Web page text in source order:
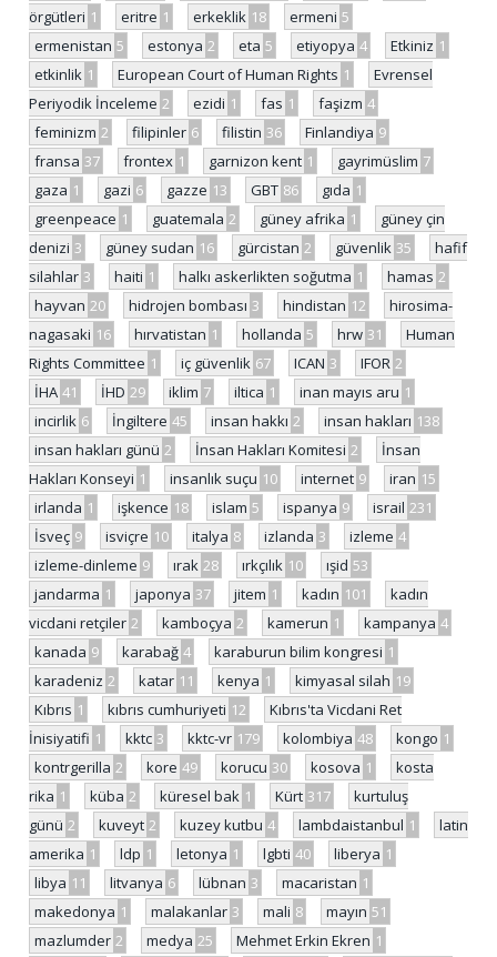
örgütleri 1 eritre 1 erkeklik 18 ermeni 5
ermenistan 5 estonya 2 eta 5 etiyopya 4 Etkiniz 1
etkinlik 1 European Court of Human Rights 1
Evrensel
Periyodik İnceleme 2 ezidi 1 fas 1 faşizm 4
feminizm 2 filipinler 6 filistin 36 Finlandiya 9
fransa 37 frontex 1 garnizon kent 1 gayrimüslim 7
gaza 1 gazi 6 gazze 13 GBT 86 gıda 1
greenpeace 1 guatemala 2 güney afrika 1
güney çin
denizi 3 güney sudan 16 gürcistan 2 güvenlik 35
hafif
silahlar 3 haiti 1 halkı askerlikten soğutma 1 hamas 2
hayvan 20 hidrojen bombası 3 hindistan 12
hirosima-
nagasaki 16 hırvatistan 1 hollanda 5 hrw 31
Human
Rights Committee 1 iç güvenlik 67 ICAN 3 IFOR 2
İHA 41 İHD 29 iklim 7 iltica 1 inan mayıs aru 1
incirlik 6 İngiltere 45 insan hakkı 2 insan hakları 138
insan hakları günü 2 İnsan Hakları Komitesi 2
İnsan
Hakları Konseyi 1 insanlık suçu 10 internet 9 iran 15
irlanda 1 işkence 18 islam 5 ispanya 9 israil 231
İsveç 9 isviçre 10 italya 8 izlanda 3 izleme 4
izleme-dinleme 9 ırak 28 ırkçılık 10 ışid 53
jandarma 1 japonya 37 jitem 1 kadın 101
kadın
vicdani retçiler 2 kamboçya 2 kamerun 1 kampanya 4
kanada 9 karabağ 4 karaburun bilim kongresi 1
karadeniz 2 katar 11 kenya 1 kimyasal silah 19
Kıbrıs 1 kıbrıs cumhuriyeti 12
Kıbrıs'ta Vicdani Ret
İnisiyatifi 1 kktc 3 kktc-vr 179 kolombiya 48 kongo 1
kontrgerilla 2 kore 49 korucu 30 kosova 1
kosta
rika 1 küba 2 küresel bak 1 Kürt 317
kurtuluş
günü 2 kuveyt 2 kuzey kutbu 4 lambdaistanbul 1
latin
amerika 1 ldp 1 letonya 1 lgbti 40 liberya 1
libya 11 litvanya 6 lübnan 3 macaristan 1
makedonya 1 malakanlar 3 mali 8 mayın 51
mazlumder 2 medya 25 Mehmet Erkin Ekren 1